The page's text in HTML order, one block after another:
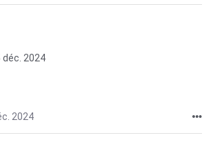
déc. 2024
2024